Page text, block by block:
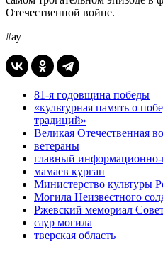
Отечественной войне.
#ау
81-я годовщина победы
«культурная память о
традиций»
Великая Отечественная
ветераны
главный
мамаев курган
Министерство культуры
Могила Неизвестного
Ржевский мемориал
саур могила
тверская область